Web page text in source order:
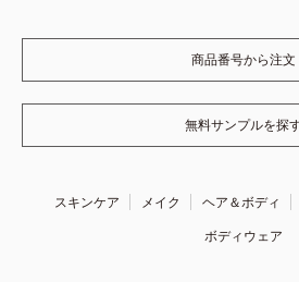
商品番号から注文
無料サンプルを探
スキンケア メイク ヘア＆ボディ
ボディウェア